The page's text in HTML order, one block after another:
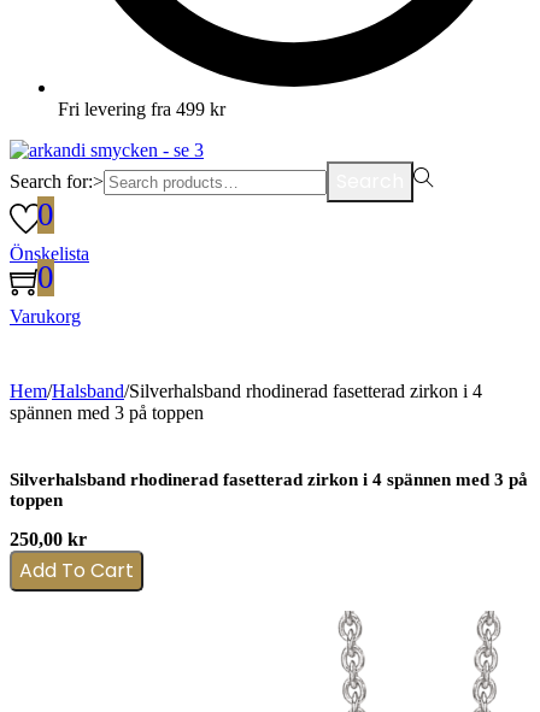
Fri levering fra 499 kr
Search for:>
0
Önskelista
0
Varukorg
Hem/Halsband/Silverhalsband rhodinerad fasetterad zirkon i 4
spännen med 3 på toppen
Silverhalsband rhodinerad fasetterad zirkon i 4 spännen med 3 på
toppen
250,00 kr
Add To Cart